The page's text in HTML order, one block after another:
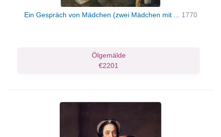
Ein Gespräch von Mädchen (zwei Mädchen mit ... 1770
Ölgemälde
€2201